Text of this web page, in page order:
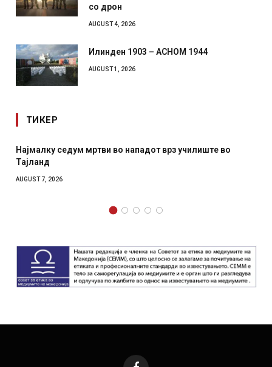
со дрон
AUGUST 4, 2026
Илинден 1903 – АСНОМ 1944
AUGUST 1, 2026
ТИКЕР
седум мртви во нападот врз училиште во
7, 2026